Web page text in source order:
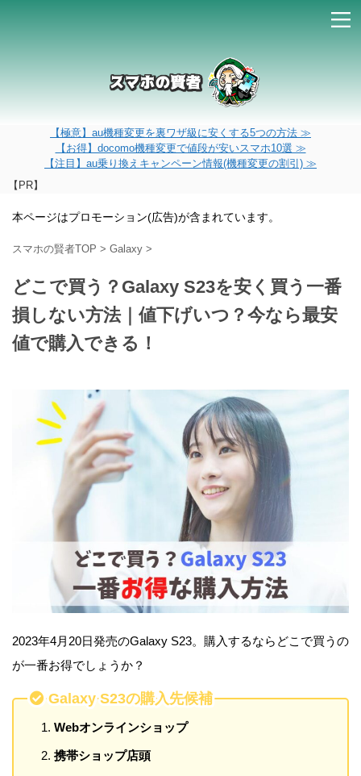
【極意】au機種変更を裏ワザ級に安くする5つの方法 ≫
【お得】docomo機種変更で値段が安いスマホ10選 ≫
【注目】au乗り換えキャンペーン情報(機種変更の割引) ≫
【PR】
本ページはプロモーション(広告)が含まれています。
スマホの賢者TOP > Galaxy >
どこで買う？Galaxy S23を安く買う一番
損しない方法｜値下げいつ？今なら最安
値で購入できる！
2023年4月20日発売のGalaxy S23。購入するならどこで買うの
が一番お得でしょうか？
Galaxy S23の購入先候補
Webオンラインショップ
携帯ショップ店頭